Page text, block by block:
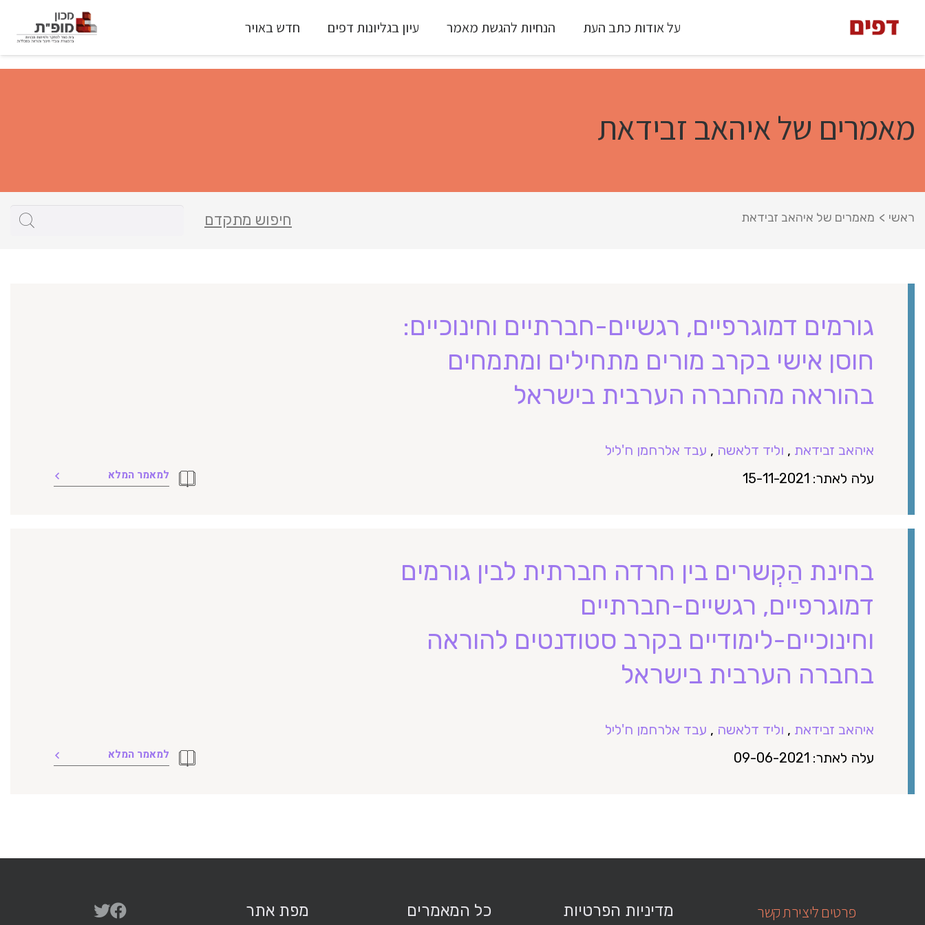
על אודות כתב העת הנחיות להגשת מאמר עיון בגליונות דפים חדש באויר
מאמרים של איהאב זבידאת
ראשי > מאמרים של איהאב זבידאת חיפוש מתקדם
גורמים דמוגרפיים, רגשיים-חברתיים וחינוכיים:
חוסן אישי בקרב מורים מתחילים ומתמחים
בהוראה מהחברה הערבית בישראל
איהאב זבידאת , וליד דלאשה , עבד אלרחמן ח'ליל
עלה לאתר: 15-11-2021
למאמר המלא
בחינת הַקְשרים בין חרדה חברתית לבין גורמים
דמוגרפיים, רגשיים-חברתיים
וחינוכיים-לימודיים בקרב סטודנטים להוראה
בחברה הערבית בישראל
איהאב זבידאת , וליד דלאשה , עבד אלרחמן ח'ליל
עלה לאתר: 09-06-2021
למאמר המלא
פרטים ליצירת קשר מדיניות הפרטיות כל המאמרים מפת אתר